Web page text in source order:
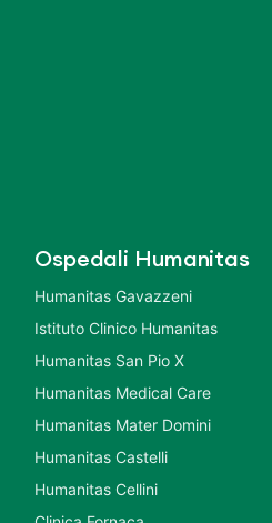
Ospedali Humanitas
Humanitas Gavazzeni
Istituto Clinico Humanitas
Humanitas San Pio X
Humanitas Medical Care
Humanitas Mater Domini
Humanitas Castelli
Humanitas Cellini